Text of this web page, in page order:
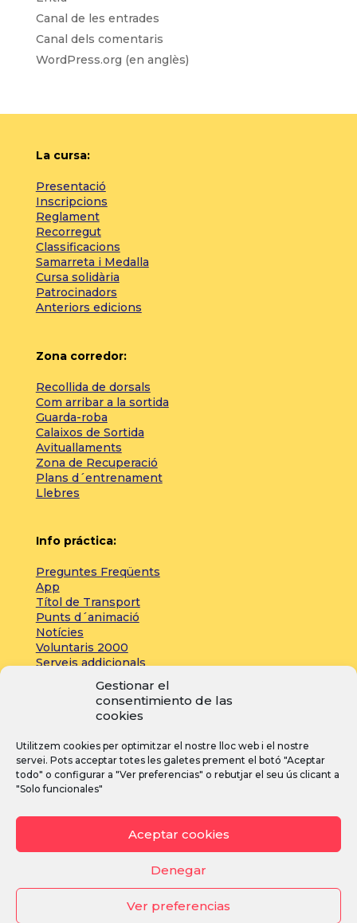
Gestionar el
consentimiento de las
cookies
Utilitzem cookies per optimitzar el nostre lloc web i el nostre
servei. Pots acceptar totes les galetes prement el botó "Aceptar
todo" o configurar a "Ver preferencias" o rebutjar el seu ús clicant a
"Solo funcionales"
Aceptar cookies
Denegar
Ver preferencias
Canal de les entrades
Canal dels comentaris
WordPress.org (en anglès)
La cursa:
Presentació
Inscripcions
Reglament
Recorregut
Classificacions
Samarreta i Medalla
Cursa solidària
Patrocinadors
Anteriors edicions
Zona corredor:
Recollida de dorsals
Com arribar a la sortida
Guarda-roba
Calaixos de Sortida
Avituallaments
Zona de Recuperació
Plans d´entrenament
Llebres
Info práctica:
Preguntes Freqüents
App
Títol de Transport
Punts d´animació
Notícies
Voluntaris 2000
Serveis addicionals
Zona de prensa:
Acreditacions
Inscripcions
Notícies
I
t
F
e
Y
T